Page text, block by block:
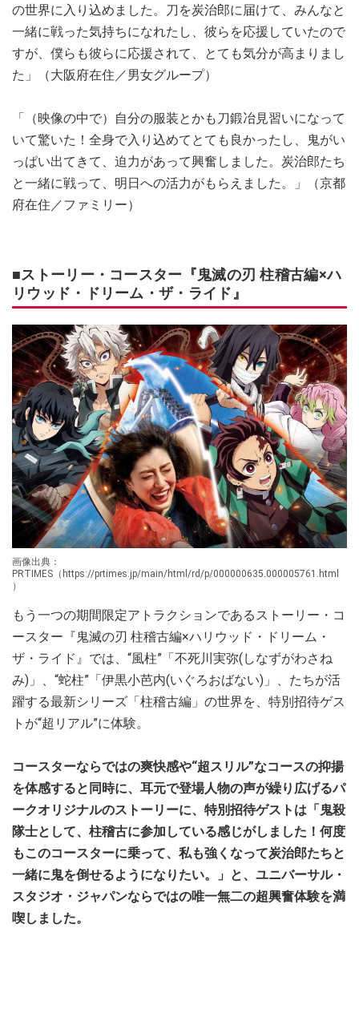
の世界に入り込めました。刀を炭治郎に届けて、みんなと
一緒に戦った気持ちになれたし、彼らを応援していたので
すが、僕らも彼らに応援されて、とても気分が高まりまし
た」（大阪府在住／男女グループ）
「（映像の中で）自分の服装とかも刀鍛冶見習いになって
いて驚いた！全身で入り込めてとても良かったし、鬼がい
っぱい出てきて、迫力があって興奮しました。炭治郎たち
と一緒に戦って、明日への活力がもらえました。」（京都
府在住／ファミリー）
■ストーリー・コースター『鬼滅の刃 柱稽古編×ハ
リウッド・ドリーム・ザ・ライド』
画像出典：
PRTIMES（https://prtimes.jp/main/html/rd/p/000000635.000005761.html
）
もう一つの期間限定アトラクションであるストーリー・コ
ースター『鬼滅の刃 柱稽古編×ハリウッド・ドリーム・
ザ・ライド』では、“風柱”「不死川実弥(しなずがわさね
み)」、“蛇柱”「伊黒小芭内(いぐろおばない)」、たちが活
躍する最新シリーズ「柱稽古編」の世界を、特別招待ゲス
トが“超リアル”に体験。
コースターならではの爽快感や“超スリル”なコースの抑揚
を体感すると同時に、耳元で登場人物の声が繰り広げるパ
ークオリジナルのストーリーに、特別招待ゲストは「鬼殺
隊士として、柱稽古に参加している感じがしました！何度
もこのコースターに乗って、私も強くなって炭治郎たちと
一緒に鬼を倒せるようになりたい。」と、ユニバーサル・
スタジオ・ジャパンならではの唯一無二の超興奮体験を満
喫しました。